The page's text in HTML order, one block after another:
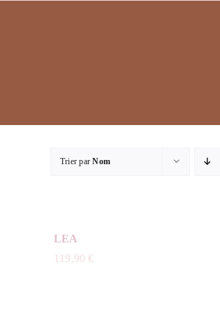
Trier parNom
LEA
119,90 €